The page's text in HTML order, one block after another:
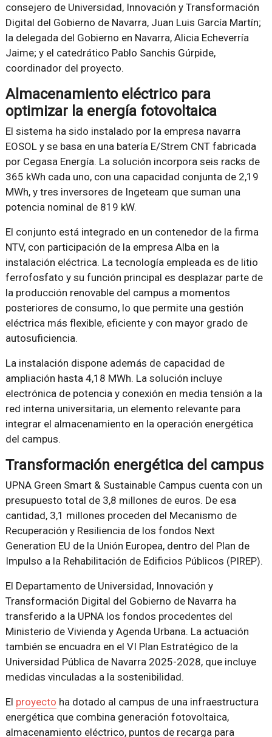
consejero de Universidad, Innovación y Transformación
Digital del Gobierno de Navarra, Juan Luis García Martín;
la delegada del Gobierno en Navarra, Alicia Echeverría
Jaime; y el catedrático Pablo Sanchis Gúrpide,
coordinador del proyecto.
Almacenamiento eléctrico para
optimizar la energía fotovoltaica
El sistema ha sido instalado por la empresa navarra
EOSOL y se basa en una batería E/Strem CNT fabricada
por Cegasa Energía. La solución incorpora seis racks de
365 kWh cada uno, con una capacidad conjunta de 2,19
MWh, y tres inversores de Ingeteam que suman una
potencia nominal de 819 kW.
El conjunto está integrado en un contenedor de la firma
NTV, con participación de la empresa Alba en la
instalación eléctrica. La tecnología empleada es de litio
ferrofosfato y su función principal es desplazar parte de
la producción renovable del campus a momentos
posteriores de consumo, lo que permite una gestión
eléctrica más flexible, eficiente y con mayor grado de
autosuficiencia.
La instalación dispone además de capacidad de
ampliación hasta 4,18 MWh. La solución incluye
electrónica de potencia y conexión en media tensión a la
red interna universitaria, un elemento relevante para
integrar el almacenamiento en la operación energética
del campus.
Transformación energética del campus
UPNA Green Smart & Sustainable Campus cuenta con un
presupuesto total de 3,8 millones de euros. De esa
cantidad, 3,1 millones proceden del Mecanismo de
Recuperación y Resiliencia de los fondos Next
Generation EU de la Unión Europea, dentro del Plan de
Impulso a la Rehabilitación de Edificios Públicos (PIREP).
El Departamento de Universidad, Innovación y
Transformación Digital del Gobierno de Navarra ha
transferido a la UPNA los fondos procedentes del
Ministerio de Vivienda y Agenda Urbana. La actuación
también se encuadra en el VI Plan Estratégico de la
Universidad Pública de Navarra 2025-2028, que incluye
medidas vinculadas a la sostenibilidad.
El proyecto ha dotado al campus de una infraestructura
energética que combina generación fotovoltaica,
almacenamiento eléctrico, puntos de recarga para